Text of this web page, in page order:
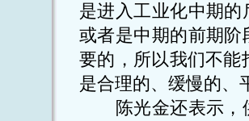
是进入工业化中期
或者是中期的前期
要的，所以我们不能
是合理的、缓慢的、
陈光金还表示，供